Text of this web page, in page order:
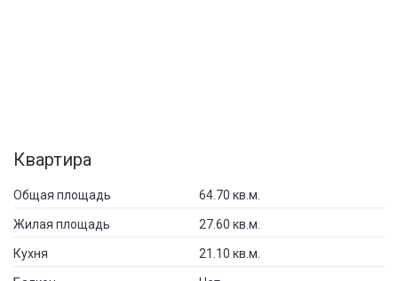
Квартира
Общая площадь 64.70 кв.м.
Жилая площадь 27.60 кв.м.
Кухня 21.10 кв.м.